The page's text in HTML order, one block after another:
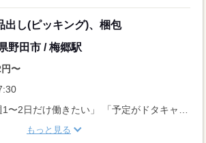
出し(ピッキング)、梱包
野田市 / 梅郷駅
〜
もっと見る